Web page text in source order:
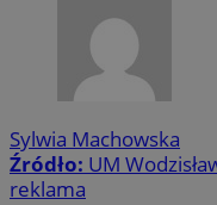
Sylwia Machowska
Źródło: UM
reklama